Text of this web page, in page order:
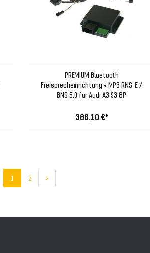
PREMIUM Bluetooth
Freisprecheinrichtung + MP3 RNS-E /
BNS 5.0 für Audi A3 S3 8P
386,10 €*
1 2